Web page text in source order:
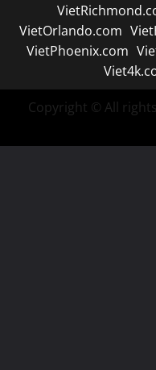
VietOrlando.com
VietPhoenix.com
Copyright © All